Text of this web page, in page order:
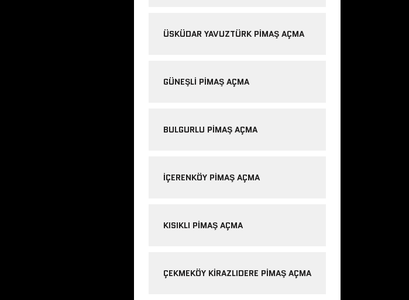
ÜSKÜDAR YAVUZTÜRK PIMAŞ AÇMA
GÜNEŞLI PIMAŞ AÇMA
BULGURLU PIMAŞ AÇMA
IÇERENKÖY PIMAŞ AÇMA
KISIKLI PIMAŞ AÇMA
ÇEKMEKÖY KIRAZLIDERE PIMAŞ AÇMA